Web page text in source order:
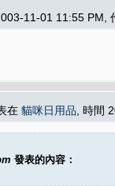
11-01 11:55 PM,
在 貓咪日用品 , 時間
發表的內容：